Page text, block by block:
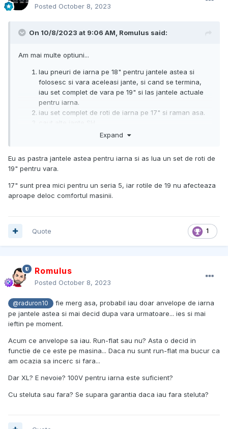
Posted October 8, 2023
On 10/8/2023 at 9:06 AM, Romulus said:
Am mai multe optiuni...
Iau pneuri de iarna pe 18" pentru jantele astea si
folosesc si vara aceleasi jante, si cand se termina,
iau set complet de vara pe 19" si las jantele actuale
pentru iarna.
iau set complet de roti de iarna pe 17" si raman asa.
Expand
Eu as pastra jantele astea pentru iarna si as lua un set de roti de
19" pentru vara.
17" sunt prea mici pentru un seria 5, iar rotile de 19 nu afecteaza
aproape deloc comfortul masinii.
1
Quote
Romulus
Posted October 8, 2023
@raduron10
fie merg asa, probabil iau doar anvelope de iarna
pe jantele astea si mai decid dupa vara urmatoare... ies si mai
ieftin pe moment.
Acum ce anvelope sa iau. Run-flat sau nu? Asta o decid in
functie de ce este pe masina... Daca nu sunt run-flat ma bucur ca
am ocazia sa incerc si fara...
Dar XL? E nevoie? 100V pentru iarna este suficient?
Cu steluta sau fara? Se supara garantia daca iau fara steluta?